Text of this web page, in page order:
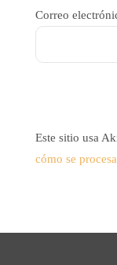
Correo
Este sitio usa
cómo se